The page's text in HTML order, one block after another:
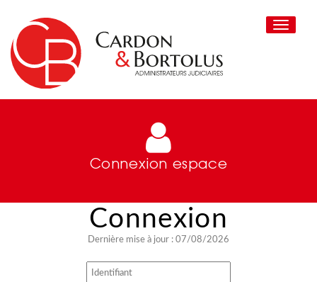
Toggle
Connexion espace
Dernière mise à jour : 07/08/2026